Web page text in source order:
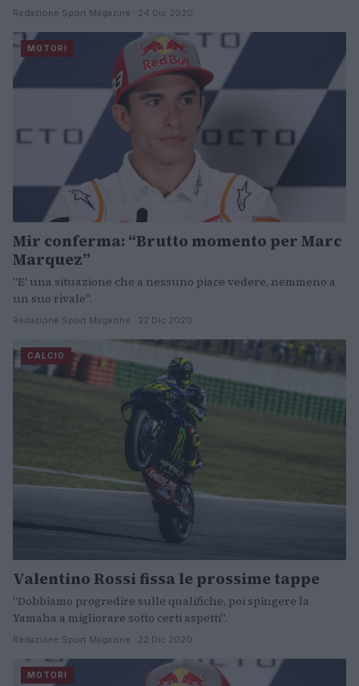
Redazione Sport Magazine · 24 Dic 2020
MOTORI
Mir conferma: “Brutto momento per Marc
Marquez”
"E' una situazione che a nessuno piace vedere, nemmeno a
un suo rivale".
Redazione Sport Magazine · 22 Dic 2020
CALCIO
Valentino Rossi fissa le prossime tappe
"Dobbiamo progredire sulle qualifiche, poi spingere la
Yamaha a migliorare sotto certi aspetti".
Redazione Sport Magazine · 22 Dic 2020
MOTORI